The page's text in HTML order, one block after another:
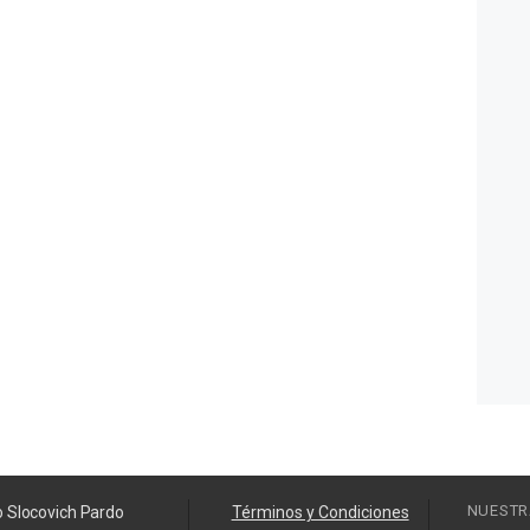
Slocovich Pardo Términos y Condiciones